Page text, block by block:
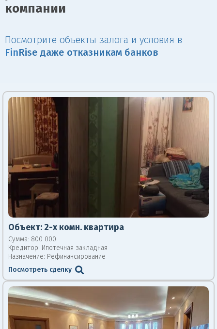
компании
Посмотрите объекты залога и условия в
Fin Rise даже отказникам банков
Объект: 2-х комн. квартира
Сумма: 800 000
Кредитор: Ипотечная закладная
Назначение: Рефинансирование
Посмотреть сделку